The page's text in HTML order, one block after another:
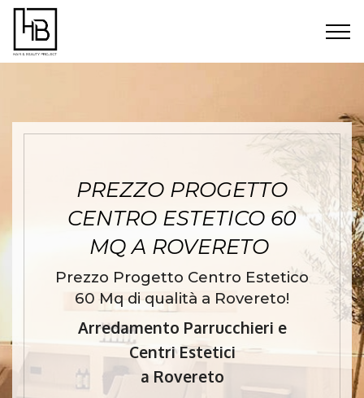
PREZZO PROGETTO
CENTRO ESTETICO 60
MQ A ROVERETO
Prezzo Progetto Centro Estetico
60 Mq di qualità a Rovereto!
Arredamento Parrucchieri e
Centri Estetici
a Rovereto